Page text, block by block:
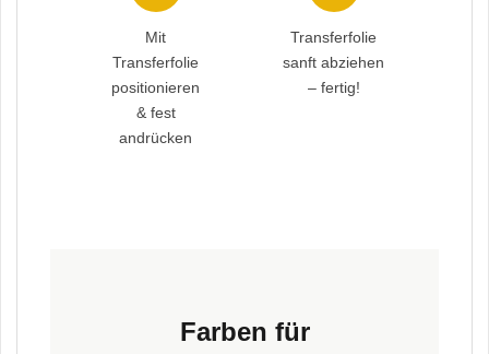
Mit
Transferfolie
positionieren
& fest
andrücken
Transferfolie
sanft abziehen
– fertig!
Farben für